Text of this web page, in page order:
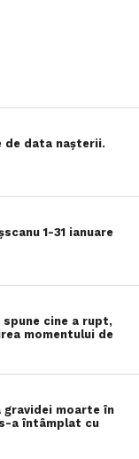
de data nașterii.
1-31 ianuare
cine a rupt,
momentului de
moarte în
a întâmplat cu